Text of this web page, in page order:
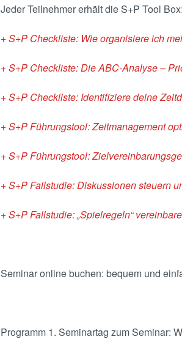
Jeder Teilnehmer erhält die S+P Tool Box:
+ S+P Checkliste: Wie organisiere ich
+ S+P Checkliste: Die ABC-Analyse –
+ S+P Checkliste: Identifiziere deine
+ S+P Führungstool: Zeitmanagement
+ S+P Führungstool:
+ S+P Fallstudie: Diskussionen steuern
+ S+P Fallstudie: „Spielregeln“
Seminar online buchen: bequem und
Programm 1. Seminartag zum Seminar: